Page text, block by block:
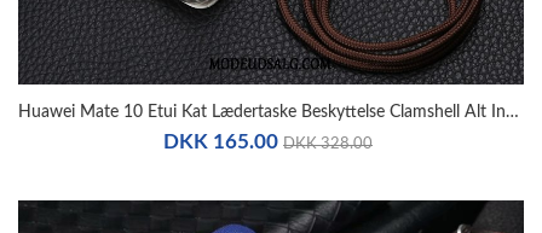
Huawei Mate 10 Etui Kat Lædertaske Beskyttelse Clamshell Alt Inklusive
DKK 165.00 DKK 328.00